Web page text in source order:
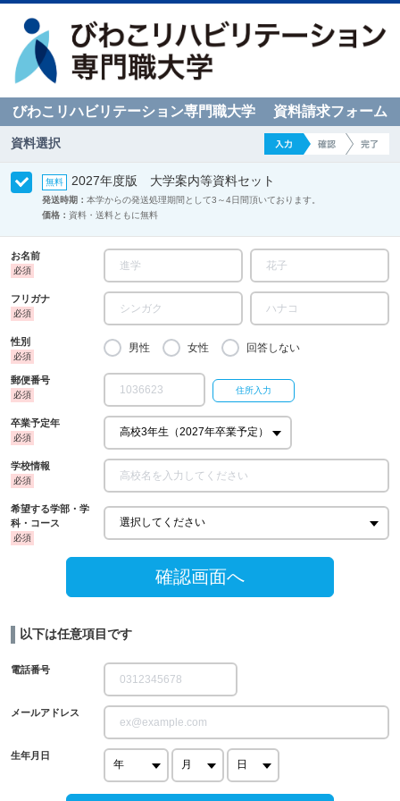
びわこリハビリテーション専門職大学 資料請求フォーム
資料選択
2027年度版 大学案内等資料セット
発送時期： 本学からの発送処理期間として3～4日間頂いております。
価格： 資料・送料ともに無料
お名前
フリガナ
性別 男性 女性 回答しない
郵便番号
卒業予定年
学校情報
希望する学部・学
科・コース
確認画面へ
以下は任意項目です
電話番号
メールアドレス
生年月日